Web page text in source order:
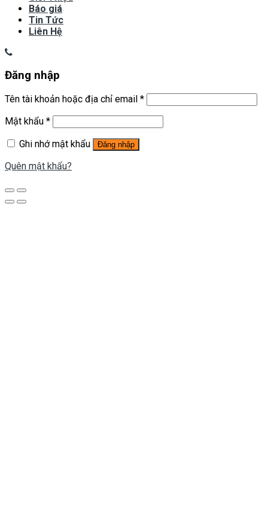
Báo giá
Tin Tức
Liên Hệ
Đăng nhập
Tên tài khoản hoặc địa chỉ email *
Mật khẩu *
Ghi nhớ mật khẩu
Đăng nhập
Quên mật khẩu?